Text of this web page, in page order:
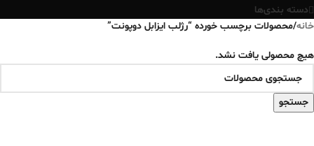
دسته بندی‌ها
خانه/محصولات برچسب خورده “رژلب ایزابل دوپونت”
هیچ محصولی یافت نشد.
جستجو